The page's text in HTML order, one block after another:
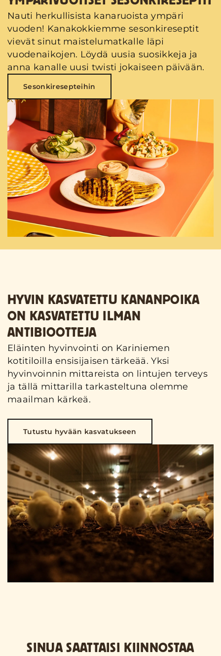
Nauti herkullisista kanaruoista ympäri
vuoden! Kanakokkiemme sesonkireseptit
vievät sinut maistelumatkalle läpi
vuodenaikojen. Löydä uusia suosikkeja ja
anna kanalle uusi twisti jokaiseen päivään.
Sesonkiresepteihin
HYVIN KASVATETTU KANANPOIKA
ON KASVATETTU ILMAN
ANTIBIOOTTEJA
Eläinten hyvinvointi on Kariniemen
kotitiloilla ensisijaisen tärkeää. Yksi
hyvinvoinnin mittareista on lintujen terveys
ja tällä mittarilla tarkasteltuna olemme
maailman kärkeä.
Tutustu hyvään kasvatukseen
SINUA SAATTAISI KIINNOSTAA